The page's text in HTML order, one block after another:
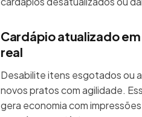
Cardápio atualizado
real
Desabilite itens esgotados ou
novos pratos com agilidade.
gera economia com